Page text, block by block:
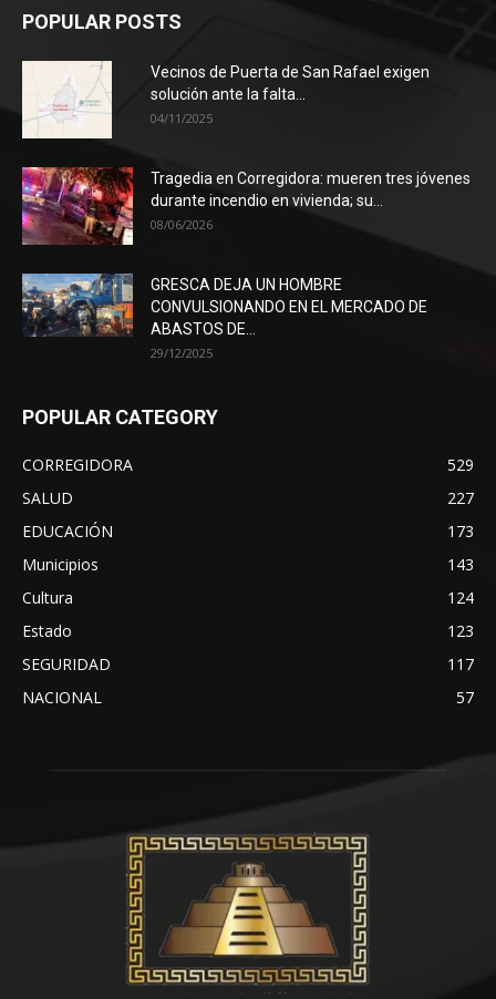
POPULAR POSTS
Vecinos de Puerta de San Rafael exigen
solución ante la falta...
04/11/2025
Tragedia en Corregidora: mueren tres jóvenes
durante incendio en vivienda; su...
08/06/2026
GRESCA DEJA UN HOMBRE
CONVULSIONANDO EN EL MERCADO DE
ABASTOS DE...
29/12/2025
POPULAR CATEGORY
CORREGIDORA
529
SALUD
227
EDUCACIÓN
173
Municipios
143
Cultura
124
Estado
123
SEGURIDAD
117
NACIONAL
57